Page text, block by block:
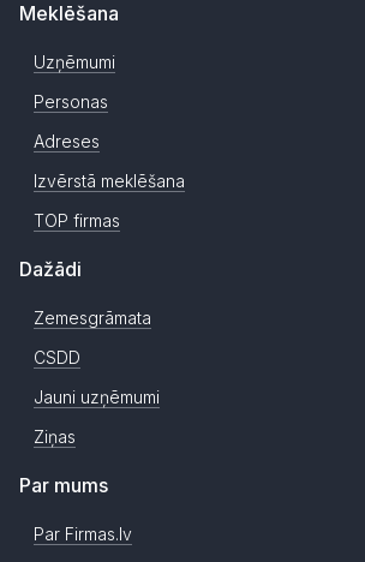
Meklēšana
Uzņēmumi
Personas
Adreses
Izvērstā meklēšana
TOP firmas
Dažādi
Zemesgrāmata
CSDD
Jauni uzņēmumi
Ziņas
Par mums
Par Firmas.lv